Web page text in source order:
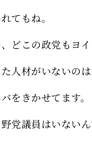
てもね。
どこの政党もヨイ
人材がいないのは
をきかせてます。
党議員はいない